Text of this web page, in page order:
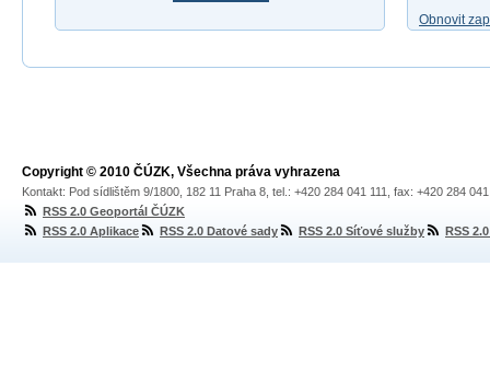
Obnovit
Copyright © 2010 ČÚZK, Všechna práva vyhrazena
Kontakt: Pod sídlištěm 9/1800, 182 11 Praha 8, tel.: +420 284 041 111, fax: +420 284
RSS 2.0 Geoportál ČÚZK
RSS 2.0 Aplikace
RSS 2.0 Datové sady RSS 2.0 Síťové služby RSS